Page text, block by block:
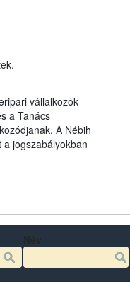
vállalkozók
a Tanács
A Nébih
jogszabályokban